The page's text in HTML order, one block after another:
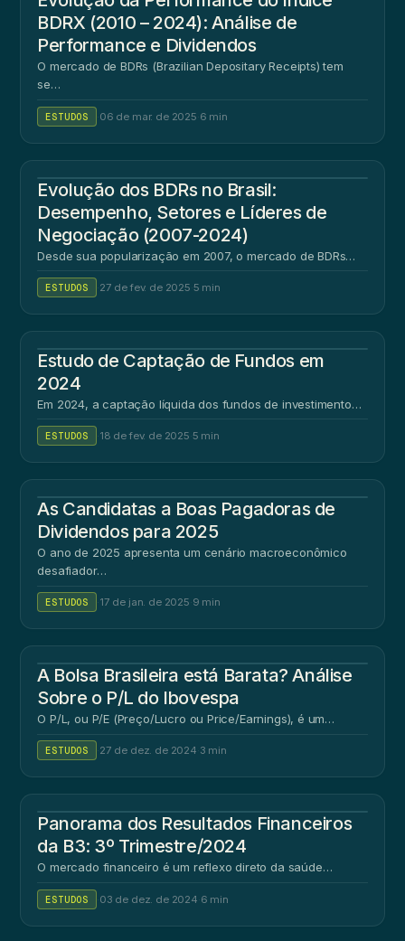
BDRX (2010 – 2024): Análise de
Performance e Dividendos
O mercado de BDRs (Brazilian Depositary Receipts) tem
se…
ESTUDOS 06 de mar. de 2025 6 min
Evolução dos BDRs no Brasil:
Desempenho, Setores e Líderes de
Negociação (2007-2024)
Desde sua popularização em 2007, o mercado de BDRs…
ESTUDOS 27 de fev. de 2025 5 min
Estudo de Captação de Fundos em
2024
Em 2024, a captação líquida dos fundos de investimento…
ESTUDOS 18 de fev. de 2025 5 min
As Candidatas a Boas Pagadoras de
Dividendos para 2025
O ano de 2025 apresenta um cenário macroeconômico
desafiador…
ESTUDOS 17 de jan. de 2025 9 min
A Bolsa Brasileira está Barata? Análise
Sobre o P/L do Ibovespa
O P/L, ou P/E (Preço/Lucro ou Price/Earnings), é um…
ESTUDOS 27 de dez. de 2024 3 min
Panorama dos Resultados Financeiros
da B3: 3º Trimestre/2024
O mercado financeiro é um reflexo direto da saúde…
ESTUDOS 03 de dez. de 2024 6 min